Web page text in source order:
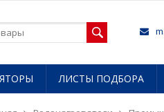
ЛИСТЫ ПОДБОРА